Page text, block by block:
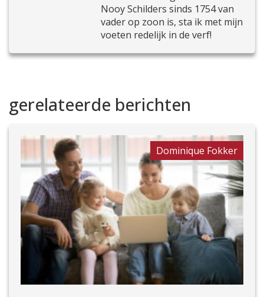
Nooy Schilders sinds 1754 van
vader op zoon is, sta ik met mijn
voeten redelijk in de verf!
gerelateerde berichten
Dominique Fokker